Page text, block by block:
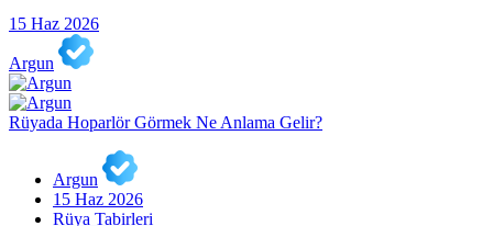
15 Haz 2026
Argun
Rüyada Hoparlör Görmek Ne Anlama Gelir?
Argun
15 Haz 2026
Rüya Tabirleri